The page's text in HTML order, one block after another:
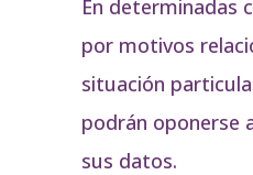
En determinadas
por motivos
situación
podrán oponerse
sus datos.